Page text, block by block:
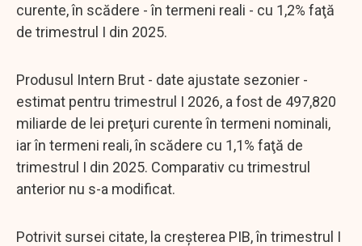
curente, în scădere - în termeni reali - cu 1,2% faţă
de trimestrul I din 2025.
Produsul Intern Brut - date ajustate sezonier -
estimat pentru trimestrul I 2026, a fost de 497,820
miliarde de lei preţuri curente în termeni nominali,
iar în termeni reali, în scădere cu 1,1% faţă de
trimestrul I din 2025. Comparativ cu trimestrul
anterior nu s-a modificat.
Potrivit sursei citate, la creşterea PIB, în trimestrul I